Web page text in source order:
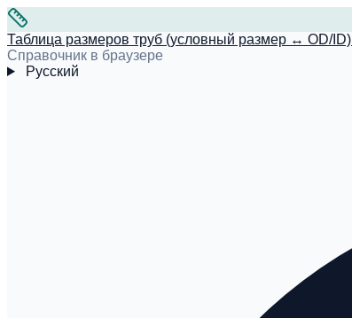
Таблица размеров труб (условный размер ↔ OD/ID)
Справочник в браузере
Русский